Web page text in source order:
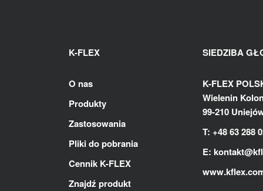
K-FLEX
O nas
Produkty
Zastosowania
Pliki do pobrania
Cennik K-FLEX
Znajdź produkt
SIEDZIBA
K-FLEX
Wielenin
99-210
T: +48 63 288
E: